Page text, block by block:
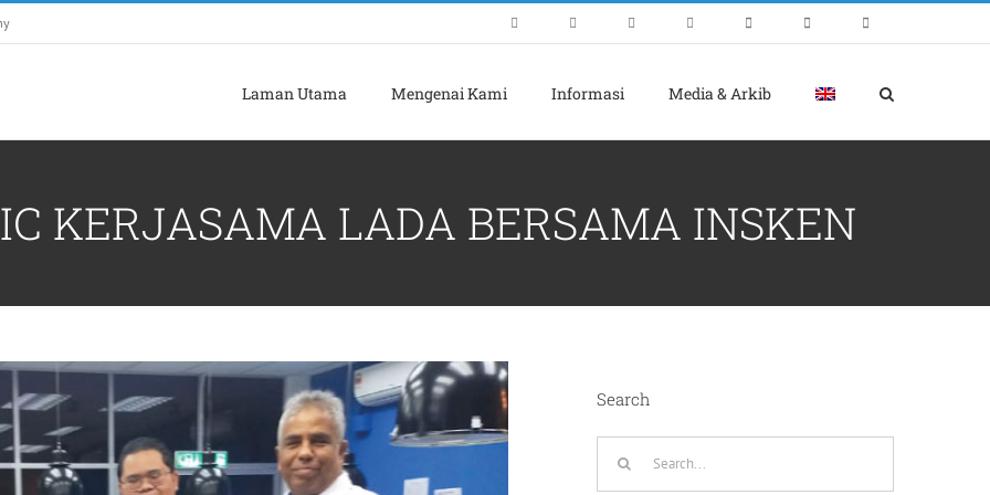
Laman Utama Mengenai Kami Informasi Media & Arkib
KERJASAMA LADA BERSAMA INSKEN
Search